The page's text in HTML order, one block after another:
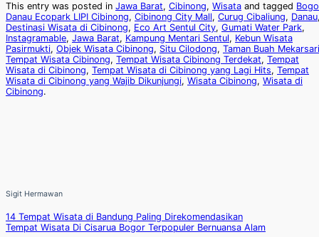
This entry was posted in Jawa Barat, Cibinong, Wisata and tagged
Danau Ecopark LIPI Cibinong, Cibinong City Mall, Curug Cibaliung, Danau
Destinasi Wisata di Cibinong, Eco Art Sentul City, Gumati Water Park,
Instagramable, Jawa Barat, Kampung Mentari Sentul, Kebun Wisata
Pasirmukti, Objek Wisata Cibinong, Situ Cilodong, Taman Buah Mekarsari
Tempat Wisata Cibinong, Tempat Wisata Cibinong Terdekat, Tempat
Wisata di Cibinong, Tempat Wisata di Cibinong yang Lagi Hits, Tempat
Wisata di Cibinong yang Wajib Dikunjungi, Wisata Cibinong, Wisata di
Cibinong.
Sigit Hermawan
14 Tempat Wisata di Bandung Paling Direkomendasikan
Tempat Wisata Di Cisarua Bogor Terpopuler Bernuansa Alam